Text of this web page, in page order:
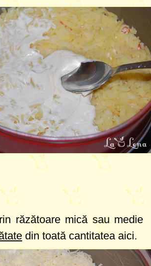
răzătoare mică sau medie
din toată cantitatea aici.